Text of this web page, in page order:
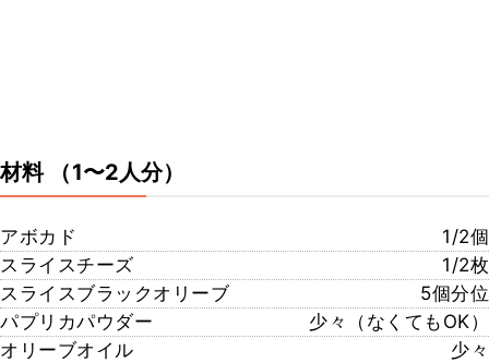
材料 （1〜2人分）
アボカド
1/2個
スライスチーズ
1/2枚
スライスブラックオリーブ
5個分位
パプリカパウダー
少々（なくてもOK）
オリーブオイル
少々